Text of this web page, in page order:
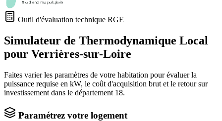
Outil d'évaluation technique RGE
Simulateur de Thermodynamique Local
pour Verrières-sur-Loire
Faites varier les paramètres de votre habitation pour évaluer la
puissance requise en kW, le coût d'acquisition brut et le retour sur
investissement dans le département 18.
Paramétrez votre logement